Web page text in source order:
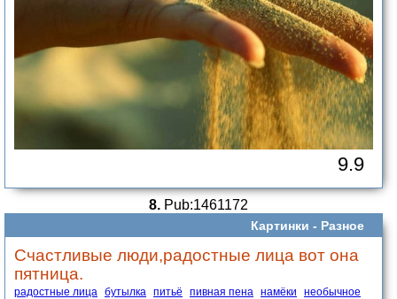
9.9
8. Pub:1461172
Картинки - Разное
Счастливые люди,радостные лица вот она
пятница.
радостные лица бутылка питьё пивная пена намёки
необычное